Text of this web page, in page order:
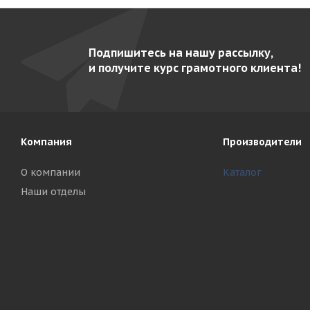
Подпишитесь на нашу рассылку,
и получите курс грамотного клиента!
Компания
О компании
Наши отделы
Производители
Каталог